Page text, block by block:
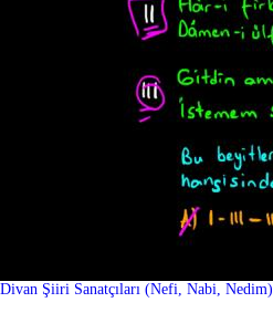
Divan Şiiri Sanatçıları (Nefi, Nabi, Nedim)